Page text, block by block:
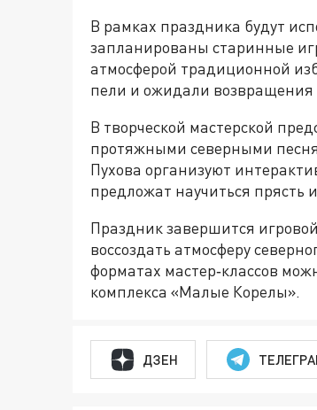
В рамках праздника будут
запланированы старинные
атмосферой традиционной
пели и ожидали
В творческой мастерской
протяжными северными
Пухова организуют
предложат научиться прясть
Праздник завершится
воссоздать атмосферу
форматах мастер‑классов
комплекса «Малые Корелы».
ДЗЕН